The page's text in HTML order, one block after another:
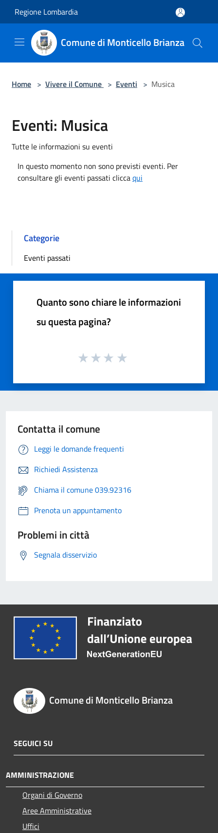
Regione Lombardia
Comune di Monticello Brianza
Home > Vivere il Comune > Eventi > Musica
Eventi: Musica
Tutte le informazioni su eventi
In questo momento non sono previsti eventi. Per
consultare gli eventi passati cliccaqui
Categorie
Eventi passati
Quanto sono chiare le informazioni
su questa pagina?
Contatta il comune
Leggi le domande frequenti
Richiedi Assistenza
Chiama il comune 039.92316
Prenota un appuntamento
Problemi in città
Segnala disservizio
Comune di Monticello Brianza
SEGUICI SU
AMMINISTRAZIONE
Organi di Governo
Aree Amministrative
Uffici